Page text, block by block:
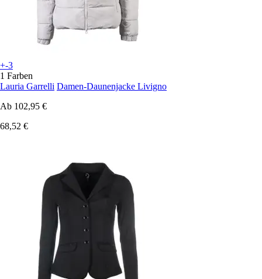
+-3
1 Farben
Lauria Garrelli Damen-Daunenjacke Livigno
Ab 102,95 €
68,52 €